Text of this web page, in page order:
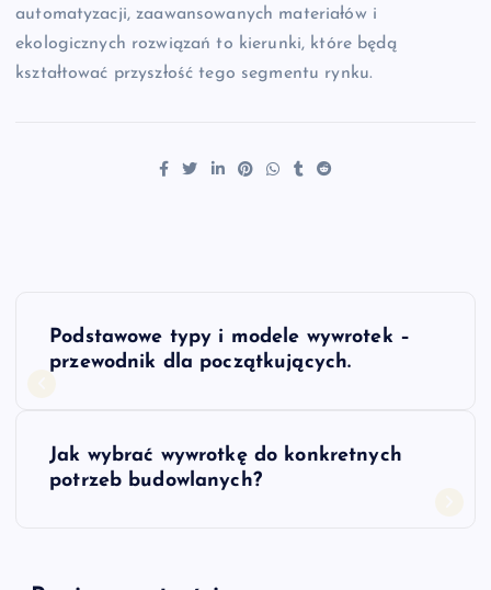
automatyzacji, zaawansowanych materiałów i
ekologicznych rozwiązań to kierunki, które będą
kształtować przyszłość tego segmentu rynku.
NPodstawowe typy i modele wywrotek –
przewodnik dla początkujących.
Jak wybrać wywrotkę do konkretnych
potrzeb budowlanych?